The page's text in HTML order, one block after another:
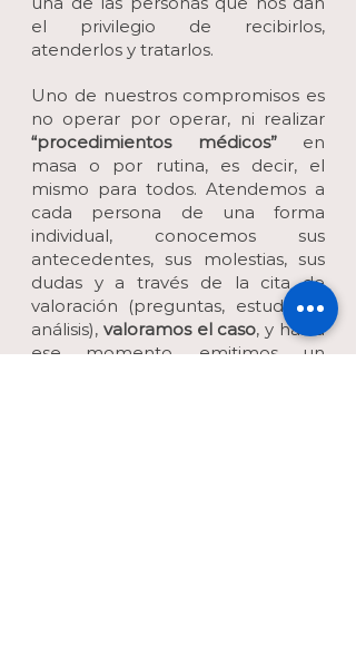
el privilegio de recibirlos,
atenderlos y tratarlos.
Uno de nuestros compromisos es
no operar por operar, ni realizar
“procedimientos médicos”en
masa o por rutina, es decir, el
mismo para todos. Atendemos a
cada persona de una forma
individual, conocemos sus
antecedentes, sus molestias, sus
dudas y a través de la cita de
valoración (preguntas, estudios y
análisis), valoramos el caso, y hasta
ese momento, emitimos un